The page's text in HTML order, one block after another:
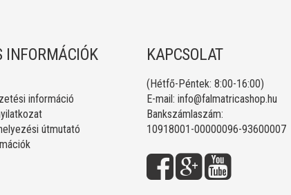
INFORMÁCIÓK
információ
útmutató
KAPCSOLAT
(Hétfő-Péntek: 8:00-16:00)
E-mail: info@falmatricashop.hu
Bankszámlaszám:
10918001-00000096-93600007